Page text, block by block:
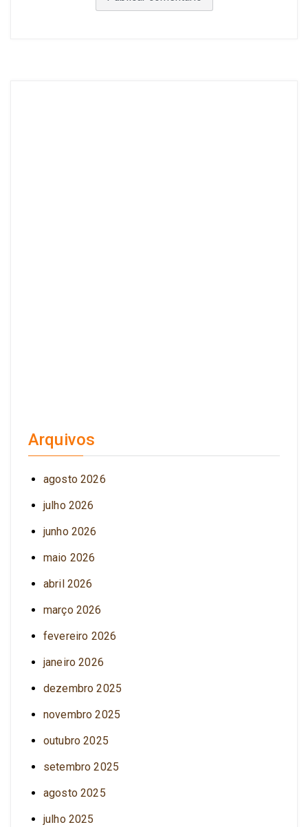
Arquivos
agosto 2026
julho 2026
junho 2026
maio 2026
abril 2026
março 2026
fevereiro 2026
janeiro 2026
dezembro 2025
novembro 2025
outubro 2025
setembro 2025
agosto 2025
julho 2025